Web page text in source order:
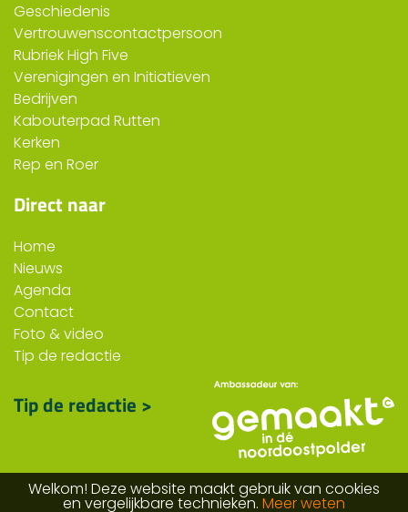
Geschiedenis
Vertrouwenscontactpersoon
Rubriek High Five
Verenigingen en Initiatieven
Bedrijven
Kabouterpad Rutten
Kerken
Rep en Roer
Direct naar
Home
Nieuws
Agenda
Contact
Foto & video
Tip de redactie
Tip de redactie >
Welkom! Deze website maakt gebruik van cookies
en vergelijkbare technieken. Meer weten